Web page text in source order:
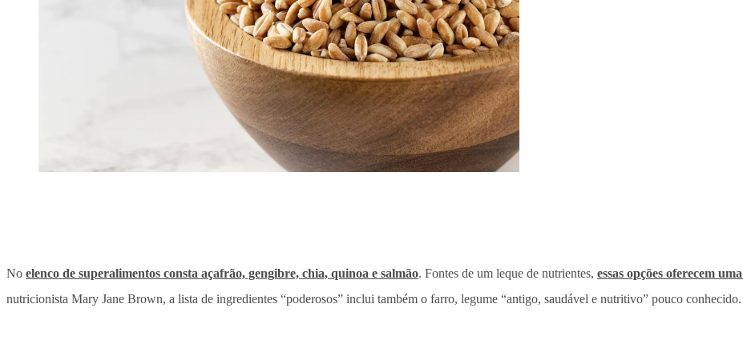
No elenco de superalimentos consta açafrão, gengibre, chia, quinoa e salmão. Fontes de um leque de nutrientes, essas opções oferecem
nutricionista Mary Jane Brown, a lista de ingredientes “poderosos” inclui também o farro, legume “antigo, saudável e nutritivo” pouco conhecido.